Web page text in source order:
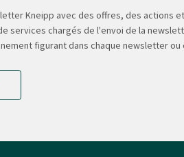
Kneipp avec des offres, des actions
services chargés de l'envoi de la
figurant dans chaque newsletter ou